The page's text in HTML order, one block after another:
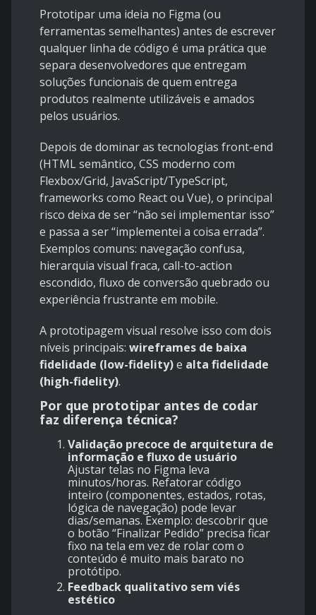
Prototipar uma ideia no Figma (ou
ferramentas semelhantes) antes de escrever
qualquer linha de código é uma prática que
separa desenvolvedores que entregam
soluções funcionais de quem entrega
produtos realmente utilizáveis e amados
pelos usuários.
Depois de dominar as tecnologias front-end
(HTML semântico, CSS moderno com
Flexbox/Grid, JavaScript/TypeScript,
frameworks como React ou Vue), o principal
risco deixa de ser “não sei implementar isso”
e passa a ser “implementei a coisa errada”.
Exemplos comuns: navegação confusa,
hierarquia visual fraca, call-to-action
escondido, fluxo de conversão quebrado ou
experiência frustrante em mobile.
A prototipagem visual resolve isso com dois
níveis principais: wireframes de baixa
fidelidade (low-fidelity)e alta fidelidade
(high-fidelity).
Por que prototipar antes de codar
faz diferença técnica?
Validação precoce de arquitetura de
informação e fluxo de usuário
Ajustar telas no Figma leva
minutos/horas. Refatorar código
inteiro (componentes, estados, rotas,
lógica de navegação) pode levar
dias/semanas. Exemplo: descobrir que
o botão “Finalizar Pedido” precisa ficar
fixo na tela em vez de rolar com o
conteúdo é muito mais barato no
protótipo.
Feedback qualitativo sem viés
estético